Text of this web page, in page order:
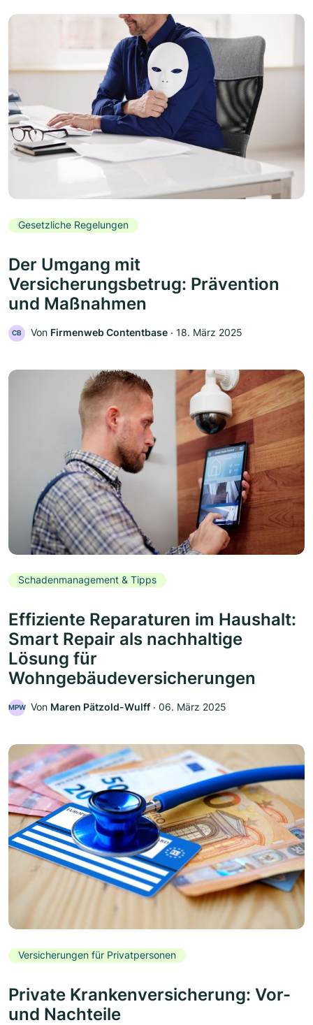
Gesetzliche Regelungen
Der Umgang mit
Versicherungsbetrug: Prävention
und Maßnahmen
CB Von Firmenweb Contentbase ‧ 18. März 2025
Schadenmanagement & Tipps
Effiziente Reparaturen im Haushalt:
Smart Repair als nachhaltige
Lösung für
Wohngebäudeversicherungen
MPW Von Maren Pätzold-Wulff ‧ 06. März 2025
Versicherungen für Privatpersonen
Private Krankenversicherung: Vor-
und Nachteile